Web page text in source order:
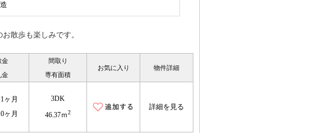
散歩も楽しみです。
金
金
間取り
専有面積
お気に入り 物件詳細
1ヶ月
0ヶ月
3DK
46.37ｍ2
詳細を見る